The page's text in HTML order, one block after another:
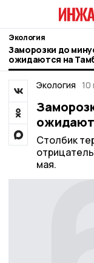
Экология
Заморозки до
ожидаются на
Экология 10
Столбик
мая.